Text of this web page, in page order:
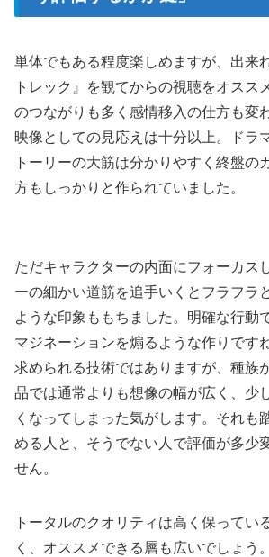
単体でもある程度楽しめますが、出来
トレック』を観てからの視聴をオスス
のつながりも多く感情移入の仕方も変
映像としての見応えは十分以上。ドラ
トーリーの大筋は分かりやすく終盤の
方もしっかりと作られていました。
ただキャラクターの内面にフォーカス
ーの細かい道筋を追手いくとフラフラ
ような印象ももちました。明確な行動
マジネーションを煽るような作りです
求められる技術ではありますが、種族
品では通常よりも想像の幅が広く、少
くなってしまった気がします。それも
める人と、そうでない人で評価が多少
せん。
トータルのクオリティは高く保ってい
く、オススメできる層も広いでしょう。